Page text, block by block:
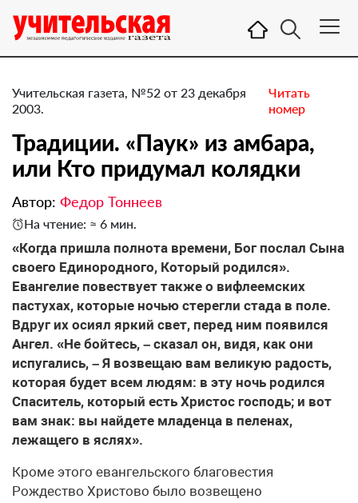
Учительская газета, №52 от 23 декабря
2003.
Читать
номер
Традиции. «Паук» из амбара,
или Кто придумал колядки
Автор: Федор Тоннеев
На чтение: ≈ 6 мин.
«Когда пришла полнота времени, Бог послал Сына
своего Единородного, Который родился».
Евангелие повествует также о вифлеемских
пастухах, которые ночью стерегли стада в поле.
Вдруг их осиял яркий свет, перед ним появился
Ангел. «Не бойтесь, – сказал он, видя, как они
испугались, – Я возвещаю вам великую радость,
которая будет всем людям: в эту ночь родился
Спаситель, который есть Христос господь; и вот
вам знак: вы найдете младенца в пеленах,
лежащего в яслях».
Кроме этого евангельского благовестия
Рождество Христово было возвещено